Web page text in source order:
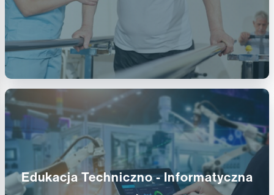
Edukacja Techniczno - Informatyczna